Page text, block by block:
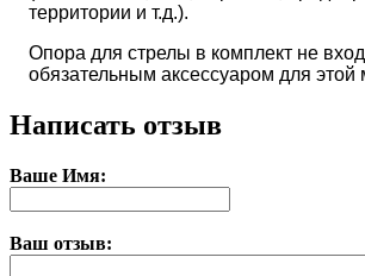
территории и т.д.).
Опора для стрелы в комплект не
обязательным аксессуаром для этой
Написать отзыв
Ваше Имя:
Ваш отзыв: